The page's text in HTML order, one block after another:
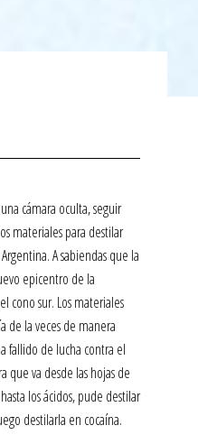
cámara oculta, seguir
materiales para destilar
A sabiendas que la
epicentro de la
cono sur. Los materiales
de la veces de manera
fallido de lucha contra el
que va desde las hojas de
los ácidos, pude destilar
destilarla en cocaína.